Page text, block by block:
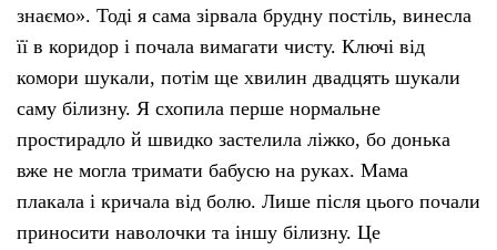
знаємо». Тоді я сама зірвала брудну постіль, винесла
її в коридор і почала вимагати чисту. Ключі від
комори шукали, потім ще хвилин двадцять шукали
саму білизну. Я схопила перше нормальне
простирадло й швидко застелила ліжко, бо донька
вже не могла тримати бабусю на руках. Мама
плакала і кричала від болю. Лише після цього почали
приносити наволочки та іншу білизну. Це